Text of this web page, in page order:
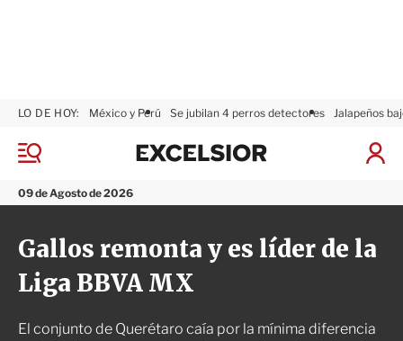
M
n
ú
09 de Agosto de 2026
LO DE HOY: México y Perú Se jubilan 4 perros detectores Jalapeños
I
a
r
i
x
l
i
o
Gallos remonta y es líder de la
Liga BBVA MX
El conjunto de Querétaro caía por la mínima diferencia